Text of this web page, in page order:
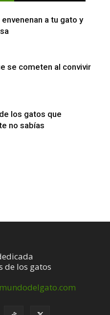
a tu gato y
se cometen al convivir
los gatos que
no sabías
de los gatos